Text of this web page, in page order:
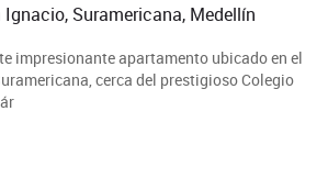
Ignacio, Suramericana, Medellín
impresionante apartamento ubicado en el
cerca del prestigioso Colegio